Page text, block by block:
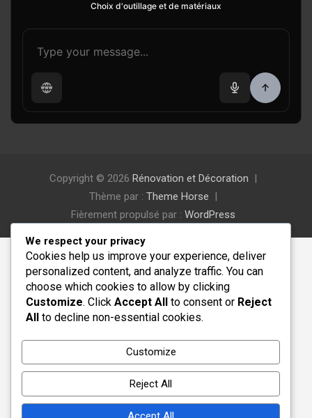
Choix d'outillage et de matériaux
Copyright © 2026 Rénovation et Décoration
Thème par : Theme Horse
Fièrement propulsé par : WordPress
We respect your privacy
Cookies help us improve your experience, deliver
personalized content, and analyze traffic. You can
choose which cookies to allow by clicking
Customize. Click Accept All to consent or Reject
All to decline non-essential cookies.
Customize
Reject All